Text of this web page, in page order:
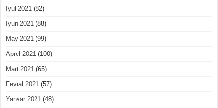
Iyul 2021 (82)
Iyun 2021 (88)
May 2021 (99)
Aprel 2021 (100)
Mart 2021 (65)
Fevral 2021 (57)
Yanvar 2021 (48)